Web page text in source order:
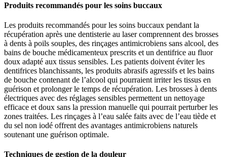
Produits recommandés pour les soins buccaux
Les produits recommandés pour les soins buccaux pendant la
récupération après une dentisterie au laser comprennent des brosses
à dents à poils souples, des rinçages antimicrobiens sans alcool, des
bains de bouche médicamenteux prescrits et un dentifrice au fluor
doux adapté aux tissus sensibles. Les patients doivent éviter les
dentifrices blanchissants, les produits abrasifs agressifs et les bains
de bouche contenant de l’alcool qui pourraient irriter les tissus en
guérison et prolonger le temps de récupération. Les brosses à dents
électriques avec des réglages sensibles permettent un nettoyage
efficace et doux sans la pression manuelle qui pourrait perturber les
zones traitées. Les rinçages à l’eau salée faits avec de l’eau tiède et
du sel non iodé offrent des avantages antimicrobiens naturels
soutenant une guérison optimale.
Techniques de gestion de la douleur